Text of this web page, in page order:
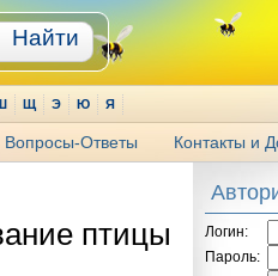
Щ Э Ю Я
Вопросы-Ответы Контакты и
птицы
Логин:
Пароль: